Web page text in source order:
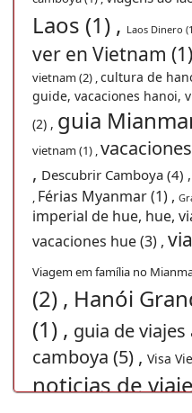
Laos (1) , Laos Dinero
ver en Vietnam
vietnam (2) ,cultura de
guide, vacaciones hanoi,
(2) , guia
vietnam (1) ,
, Descubrir Camboya (4) ,
, Férias Myanmar (1) ,
imperial de hue, hue,
vacaciones hue (3) ,
Viagem em família no
(2) , Hanói
(1) , guia de viajes
camboya (5) , Visa
noticias de